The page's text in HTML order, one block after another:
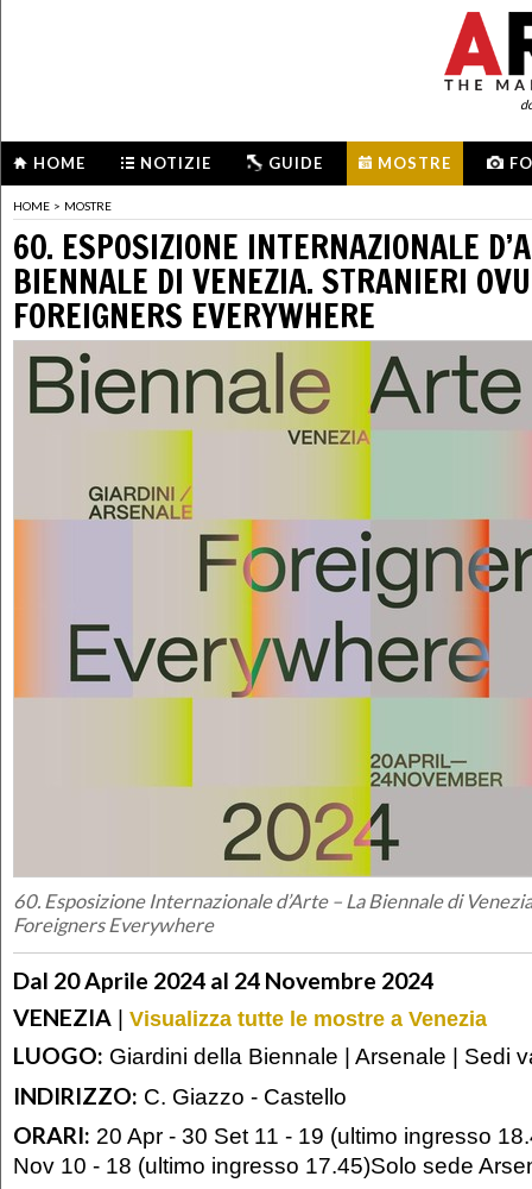
HOME NOTIZIE GUIDE MOSTRE
HOME > MOSTRE
60. ESPOSIZIONE INTERNAZIONALE
BIENNALE DI VENEZIA. STRANIERI
FOREIGNERS EVERYWHERE
60. Esposizione Internazionale d’Arte – La Biennale di
Foreigners Everywhere
Dal 20 Aprile 2024 al 24 Novembre 2024
VENEZIA | Visualizza tutte le mostre a Venezia
LUOGO: Giardini della Biennale | Arsenale | Sedi
INDIRIZZO: C. Giazzo - Castello
ORARI: 20 Apr - 30 Set 11 - 19 (ultimo ingresso
Nov 10 - 18 (ultimo ingresso 17.45)Solo sede